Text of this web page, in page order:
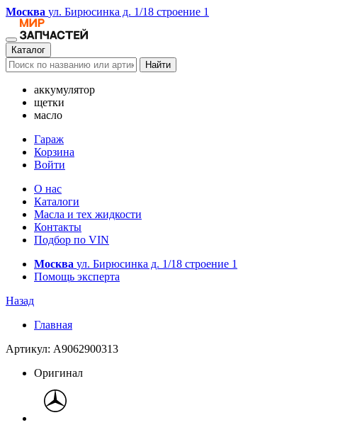
Москва ул. Бирюсинка д. 1/18 строение 1
Каталог
Найти
аккумулятор
щетки
масло
Гараж
Корзина
Войти
О нас
Каталоги
Масла и тех жидкости
Контакты
Подбор по VIN
Москва ул. Бирюсинка д. 1/18 строение 1
Помощь эксперта
Назад
Главная
Артикул: A9062900313
Оригинал